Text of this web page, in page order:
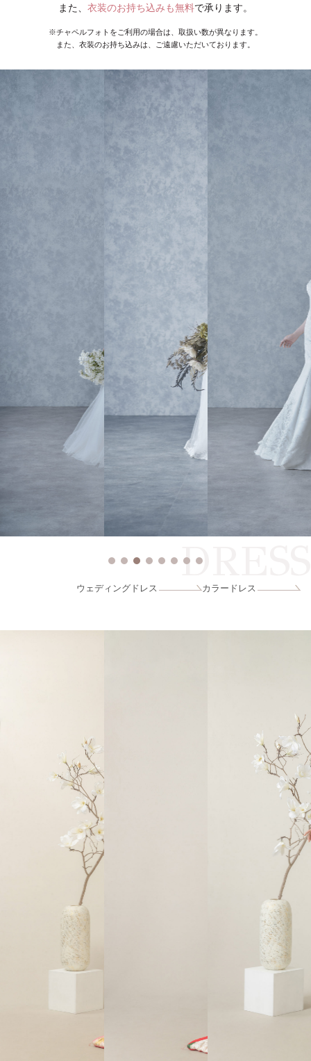
また、 衣装のお持ち込みも無料で承ります。
※チャペルフォトをご利用の場合は、取扱い数が異なります。
また、衣装のお持ち込みは、ご遠慮いただいております。
DRESS
ウェディングドレス カラードレス